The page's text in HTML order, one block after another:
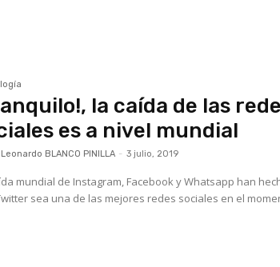
la caída de las
es a nivel mundial
BLANCO PINILLA - 3 julio, 2019
mundial de Instagram, Facebook y Whatsapp han
sea una de las mejores redes sociales en el